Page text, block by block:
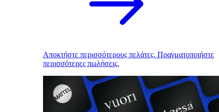
Αποκτήστε περισσότερους πελάτες. Πραγματοποιήστε
περισσότερες πωλήσεις.